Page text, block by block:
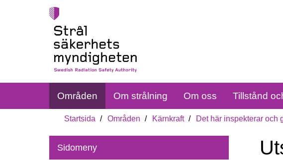
Områden Om strålning Om oss Tillstånd
Startsida Områden Kärnkraft Det här inspekterar och
Sidomeny